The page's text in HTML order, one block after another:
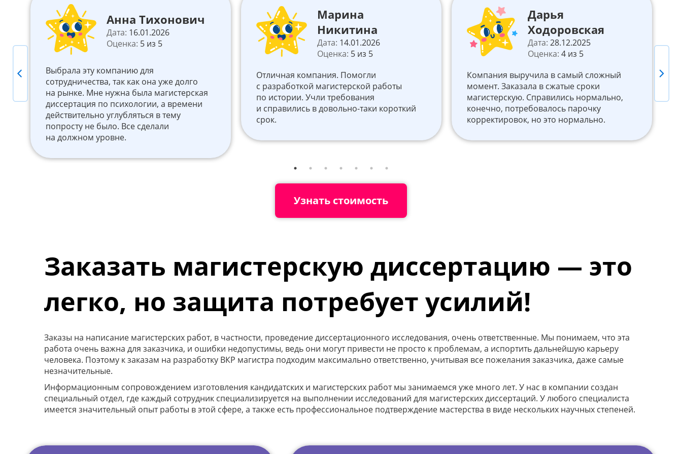
Previous
Анна Тихонович
Дата: 16.01.2026
Оценка: 5 из 5
Выбрала эту компанию для
сотрудничества, так как она уже долго
на рынке. Мне нужна была магистерская
диссертация по психологии, а времени
действительно углубляться в тему
попросту не было. Все сделали
на должном уровне.
Марина
Никитина
Дата: 14.01.2026
Оценка: 5 из 5
Отличная компания. Помогли
с разработкой магистерской работы
по истории. Учли требования
и справились в довольно-таки короткий
срок.
Дарья
Ходоровская
Дата: 28.12.2025
Оценка: 4 из 5
Компания выручила в самый сложный
момент. Заказала в сжатые сроки
магистерскую. Справились нормально,
конечно, потребовалось парочку
корректировок, но это нормально.
Next
Узнать стоимость
Заказать магистерскую диссертацию — это
легко, но защита потребует усилий!
Заказы на написание магистерских работ, в частности, проведение диссертационного исследования, очень ответственные. Мы понимаем, что эта
работа очень важна для заказчика, и ошибки недопустимы, ведь они могут привести не просто к проблемам, а испортить дальнейшую карьеру
человека. Поэтому к заказам на разработку ВКР магистра подходим максимально ответственно, учитывая все пожелания заказчика, даже самые
незначительные.
Информационным сопровождением изготовления кандидатских и магистерских работ мы занимаемся уже много лет. У нас в компании создан
специальный отдел, где каждый сотрудник специализируется на выполнении исследований для магистерских диссертаций. У любого специалиста
имеется значительный опыт работы в этой сфере, а также есть профессиональное подтверждение мастерства в виде нескольких научных степеней.